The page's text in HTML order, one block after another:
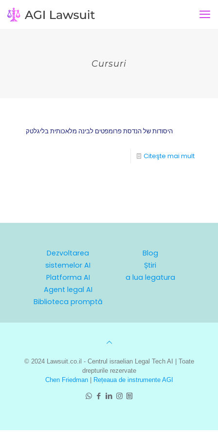
Cursuri
היסודות של הנדסת פרומפטים לבינה מלאכותית בליגלטק
Citeşte mai mult
Dezvoltarea
sistemelor AI
Platforma AI
Agent legal AI
Biblioteca promptă
Blog
Știri
a lua legatura
© 2024 Lawsuit.co.il - Centrul israelian Legal Tech AI | Toate
drepturile rezervate
Chen Friedman| Rețeaua de instrumente AGI